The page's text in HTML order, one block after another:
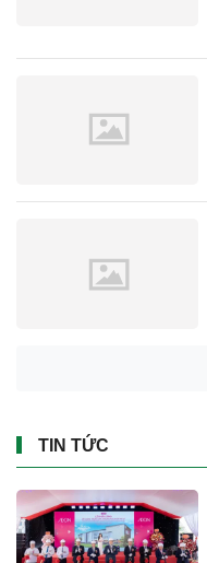
TIN TỨC